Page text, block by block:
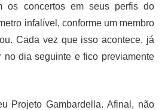
os concertos em seus perfis do
infalível, conforme um membro
Cada vez que isso acontece, já
no dia seguinte e fico previamente
Projeto Gambardella. Afinal, não